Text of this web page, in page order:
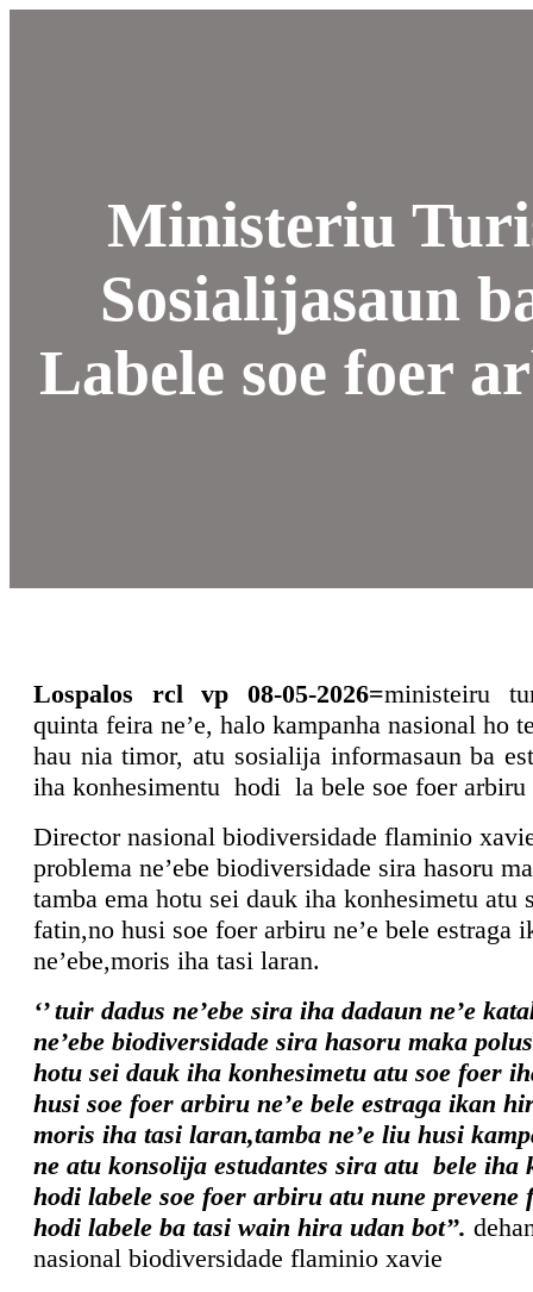
Ministeriu
Sosialijasaun
Labele soe foer
Lospalos rcl vp 08-05-2026=ministeiru
quinta feira ne’e, halo kampanha nasional ho
hau nia timor, atu sosialija informasaun ba
iha konhesimentu hodi la bele soe foer
Director nasional biodiversidade flaminio
problema ne’ebe biodiversidade sira hasoru
tamba ema hotu sei dauk iha konhesimetu atu
fatin,no husi soe foer arbiru ne’e bele estraga
ne’ebe,moris iha tasi laran.
‘’ tuir dadus ne’ebe sira iha dadaun ne’e
ne’ebe biodiversidade sira hasoru maka
hotu sei dauk iha konhesimetu atu soe foer
husi soe foer arbiru ne’e bele estraga ikan
moris iha tasi laran,tamba ne’e liu husi
ne atu konsolija estudantes sira atu bele iha
hodi labele soe foer arbiru atu nune prevene
hodi labele ba tasi wain hira udan bot’’.
nasional biodiversidade flaminio xavie